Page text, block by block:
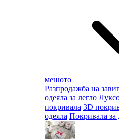
менюто
Разпродажба на
одеяла за легло
покривала 3D
одеяла Покривала за